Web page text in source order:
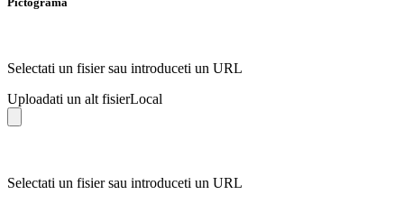
Selectati un fisier sau introduceti un URL
Uploadati un alt fisierLocal
Selectati un fisier sau introduceti un URL